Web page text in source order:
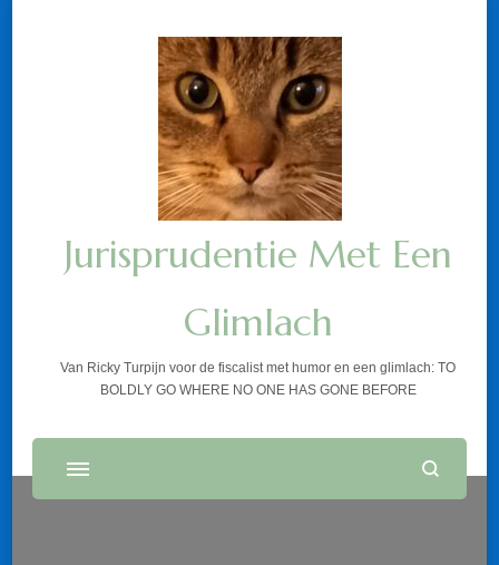
Jurisprudentie Met Een
Glimlach
Van Ricky Turpijn voor de fiscalist met humor en een glimlach: TO
BOLDLY GO WHERE NO ONE HAS GONE BEFORE